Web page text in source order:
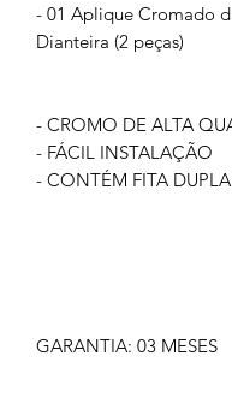
- 01 Aplique Cromado
Dianteira (2 peças)
- CROMO DE ALTA
- FÁCIL INSTALAÇÃO
- CONTÉM FITA
GARANTIA: 03 MESES